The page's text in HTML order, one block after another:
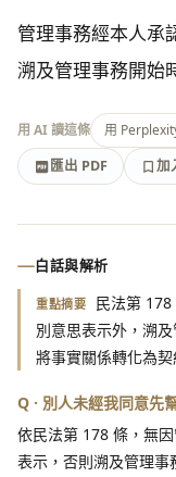
管理事務經本人承
溯及管理事務開始
用 AI 讀這條 用
匯出 PDF
加
匯出 PDF
加入書籤
白話與解析
重點摘要
民法第
別意思表示外，溯
將事實關係轉化為契
Q · 別人未經我同意先
依民法第 178 條，無
表示，否則溯及管理事